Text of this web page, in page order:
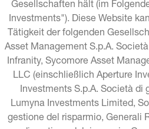
Gesellschaften hält (im
Investments"). Diese Website
Tätigkeit der folgenden
Asset Management S.p.A.
Infranity, Sycomore Asset
LLC (einschließlich Aperture
Investments S.p.A. Società di
Lumyna Investments Limited,
gestione del risparmio, Generali